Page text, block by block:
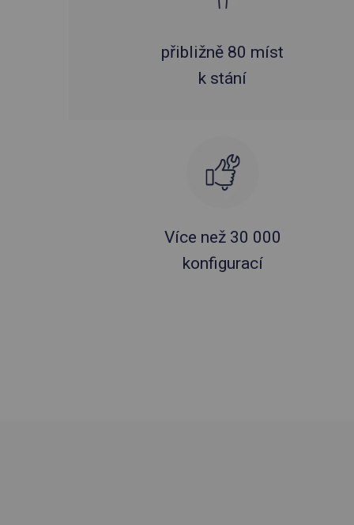
přibližně 80 míst
k stání
Více než 30 000
konfigurací